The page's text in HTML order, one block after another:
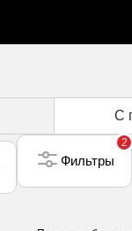
С
2
Фильтры